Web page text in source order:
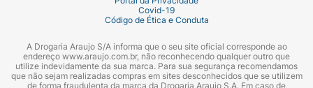
Covid-19
Código de Ética e Conduta
A Drogaria Araujo S/A informa que o seu site oficial corresponde ao
endereço www.araujo.com.br, não reconhecendo qualquer outro que
utilize indevidamente da sua marca. Para sua segurança recomendamos
que não sejam realizadas compras em sites desconhecidos que se utilizem
de forma fraudulenta da marca da Drogaria Araujo S.A. Em caso de